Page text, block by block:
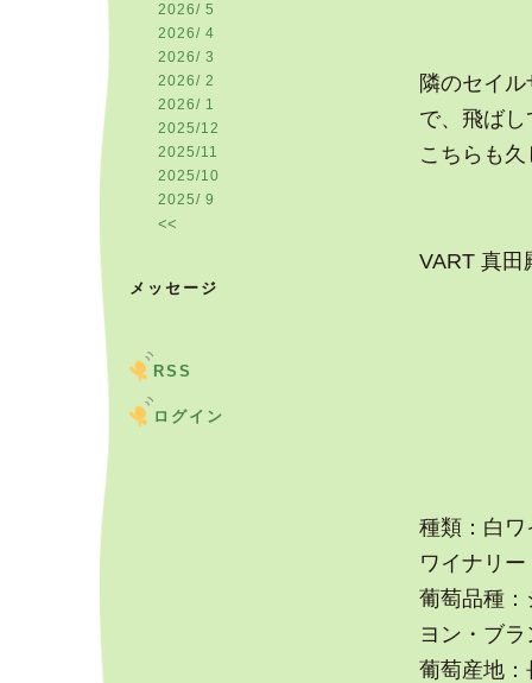
2026/ 5
2026/ 4
2026/ 3
2026/ 2
2026/ 1
2025/12
2025/11
2025/10
2025/ 9
<<
メッセージ
RSS
ログイン
隣のセイ
で、飛ば
こちらも
VART 真田
種類：白ワ
ワイナリー
葡萄品種
ヨン・ブラ
葡萄産地